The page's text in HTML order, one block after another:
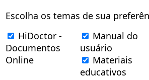
Escolha os temas de sua
HiDoctor -
Documentos
Online
Manual do
usuário
Materiais
educativos